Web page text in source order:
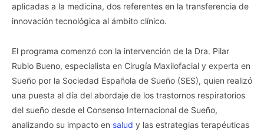
aplicadas a la medicina, dos referentes en la transferencia de
innovación tecnológica al ámbito clínico.
El programa comenzó con la intervención de la Dra. Pilar
Rubio Bueno, especialista en Cirugía Maxilofacial y experta en
Sueño por la Sociedad Española de Sueño (SES), quien realizó
una puesta al día del abordaje de los trastornos respiratorios
del sueño desde el Consenso Internacional de Sueño,
analizando su impacto en salud y las estrategias terapéuticas